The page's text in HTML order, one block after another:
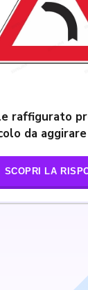
raffigurato
da
SCOPRI LA